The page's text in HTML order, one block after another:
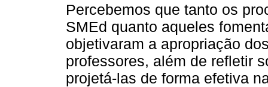
Percebemos que tanto os
SMEd quanto aqueles
objetivaram a apropriação
professores, além de refletir
projetá-las de forma efetiva